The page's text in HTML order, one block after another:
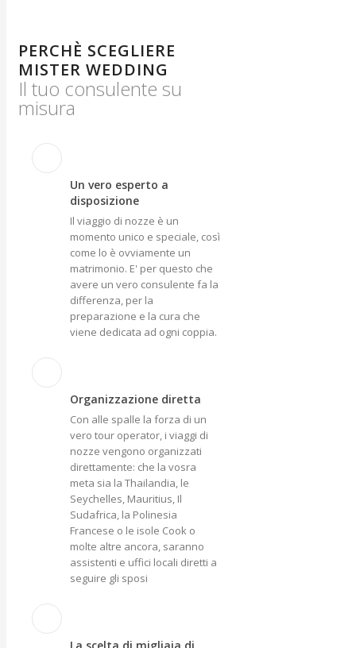
PERCHÈ SCEGLIERE
MISTER WEDDING
Il tuo consulente su
misura
Un vero esperto a
disposizione
Il viaggio di nozze è un
momento unico e speciale, così
come lo è ovviamente un
matrimonio. E' per questo che
avere un vero consulente fa la
differenza, per la
preparazione e la cura che
viene dedicata ad ogni coppia.
Organizzazione diretta
Con alle spalle la forza di un
vero tour operator, i viaggi di
nozze vengono organizzati
direttamente: che la vosra
meta sia la Thailandia, le
Seychelles, Mauritius, Il
Sudafrica, la Polinesia
Francese o le isole Cook o
molte altre ancora, saranno
assistenti e uffici locali diretti a
seguire gli sposi